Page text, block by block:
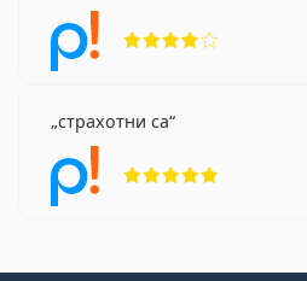
страхотни са